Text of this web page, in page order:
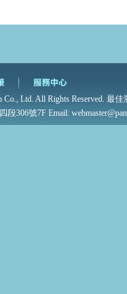
Ltd. All Rights Reserved. 最佳
306號7F Email: